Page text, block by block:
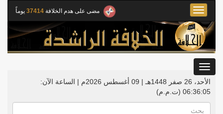
مضى على هدم الخلافة 37414 يوماً
Toggle
navigation
الأحد، 26 صفر 1448هـ | 09 أغسطس 2026م |
الساعة الآن:
06:36:05 (ت.م.م)